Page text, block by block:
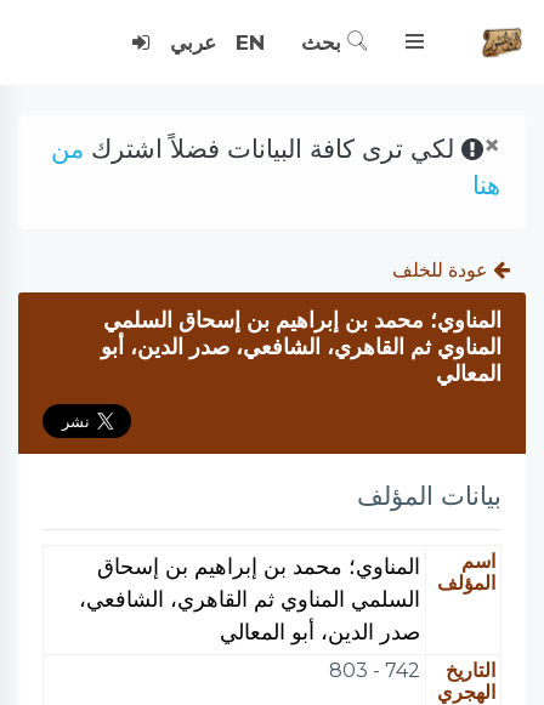
بحث EN عربي
× لكي ترى كافة البيانات فضلاً اشترك من
هنا
عودة للخلف
المناوي؛ محمد بن إبراهيم بن إسحاق السلمي
المناوي ثم القاهري، الشافعي، صدر الدين، أبو
المعالي
بيانات المؤلف
اسم
المؤلف
المناوي؛ محمد بن إبراهيم بن إسحاق
السلمي المناوي ثم القاهري، الشافعي،
صدر الدين، أبو المعالي
التاريخ
الهجري
742 - 803